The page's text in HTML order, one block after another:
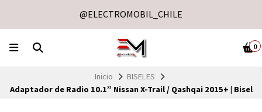
@ELECTROMOBIL_CHILE
0
Inicio
BISELES
Adaptador de Radio 10.1” Nissan X-Trail / Qashqai 2015+ | Bisel